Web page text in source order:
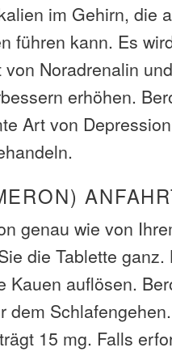
im Gehirn, die
führen kann. Es
Noradrenalin
erhöhen.
Art von
genau wie von
die Tablette
Kauen auflösen.
dem
15 mg. Falls